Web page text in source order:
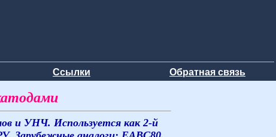
Ссылки Обратная связь
и УНЧ. Используется как 2-й